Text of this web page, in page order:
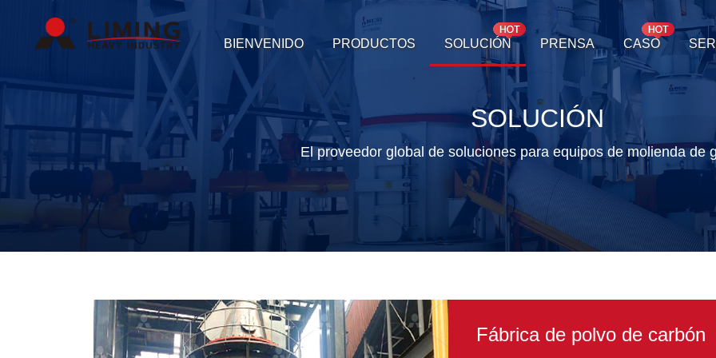
BIENVENIDO PRODUCTOS SOLUCIÓN PRENSA CASO
SOLUCIÓN
El proveedor global de soluciones para equipos de molienda de
Fábrica de polvo de carbón